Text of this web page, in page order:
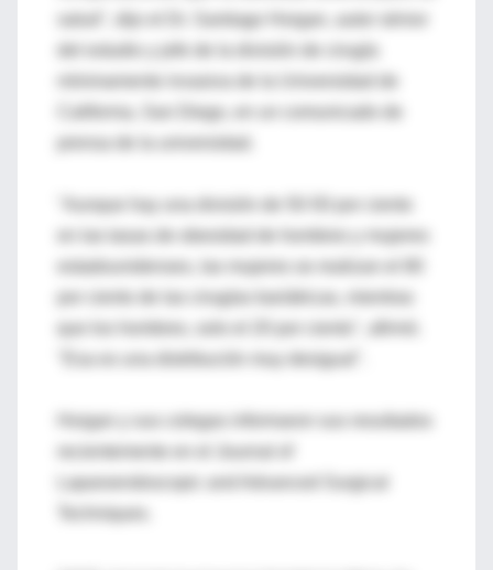
salud", dijo el Dr. Santiago Horgan, autor sénior
del estudio y jefe de la división de cirugía
California, San Diego, en un comunicado de
"Aunque hay una división de 50-50 por ciento
por ciento de las cirugías bariátricas, mientras
"Esa es una distribución muy desigual".
Horgan y sus colegas informaron sus resultados
Laparoendoscopic and Advanced Surgical
Techniques.